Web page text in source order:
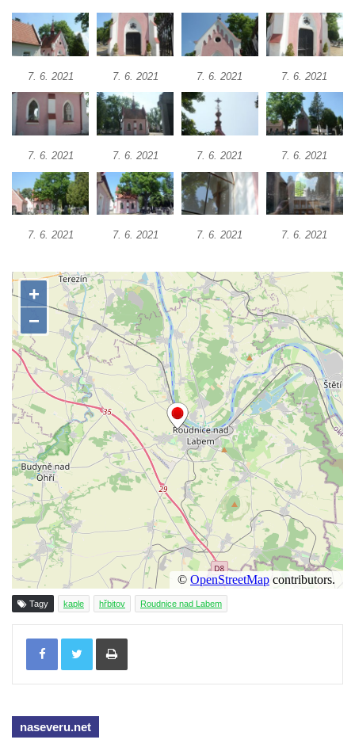
Křížová cesta Římov – XV. kaple – Malý
Pilát
Křížová cesta Římov – XIV. kaple – U
Kaifáše (U Děvečky)
Křížová cesta Římov – XIII. kaple – U
Annáše (U Kaifáše)
Křížová cesta Římov – XII. kaple – Vodní
brána
Křížová cesta Římov – XI. kaple – Ježíš
haněn a tupen
Cedronu
Křížová cesta Římov – IX. kaple – U
chromého žida
Křížová cesta Římov – VIII. kaple – Kristus
svázán a ze zahrady vyhnán
Křížová cesta Římov – VII. kaple – Políbení
Jidášovo
Křížová cesta Římov – VI. kaple – Olivetská
hora (Getsemanská zahrada)
Křížová cesta Římov – V. kaple – Smutná
duše
Křížová cesta Římov – IV. kaple – Pustá ves
Křížová cesta Římov – III. kaple – Stádní
brána
Křížová cesta Římov – II. kaple – Poslední
večeře Páně
Křížová cesta Římov – I. kaple – Loučení
Ježíše s Pannou Marií
Márnice na hřbitově v Římově
Kaple Panny Marie v Horním Třeboníně
7. 6. 2021 7. 6. 2021 7. 6. 2021 7. 6. 2021
7. 6. 2021 7. 6. 2021 7. 6. 2021 7. 6. 2021
7. 6. 2021 7. 6. 2021 7. 6. 2021 7. 6. 2021
Tagy kaple hřbitov Roudnice nad Labem
Tisknout
naseveru.net